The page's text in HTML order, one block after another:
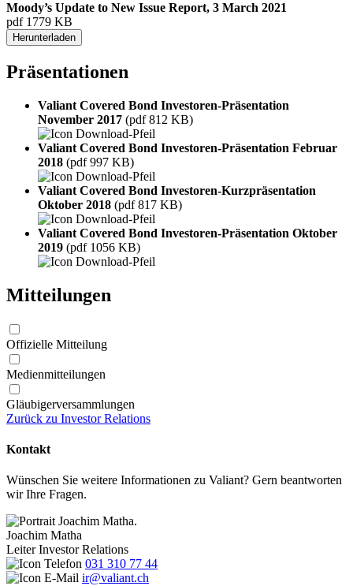
Moody’s Update to New Issue Report, 3 March 2021
pdf 1779 KB
Herunterladen
Präsentationen
Valiant Covered Bond Investoren-Präsentation
November 2017 (pdf 812 KB)
Valiant Covered Bond Investoren-Präsentation Februar
2018 (pdf 997 KB)
Valiant Covered Bond Investoren-Kurzpräsentation
Oktober 2018 (pdf 817 KB)
Valiant Covered Bond Investoren-Präsentation Oktober
2019 (pdf 1056 KB)
Mitteilungen
Offizielle Mitteilung
Medienmitteilungen
Gläubigerversammlungen
Zurück zu Investor Relations
Kontakt
Wünschen Sie weitere Informationen zu Valiant? Gern beantworten
wir Ihre Fragen.
Joachim Matha
Leiter Investor Relations
031 310 77 44
ir@valiant.ch